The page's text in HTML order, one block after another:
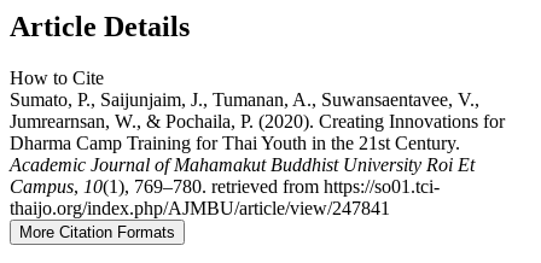
Article Details
How to Cite
Sumato, P., Saijunjaim, J., Tumanan, A., Suwansaentavee, V.,
Jumrearnsan, W., & Pochaila, P. (2020). Creating Innovations for
Dharma Camp Training for Thai Youth in the 21st Century.
Academic Journal of Mahamakut Buddhist University Roi Et
Campus, 10(1), 769–780. retrieved from https://so01.tci-
thaijo.org/index.php/AJMBU/article/view/247841
More Citation Formats